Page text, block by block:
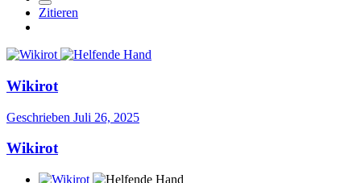
Zitieren
Wikirot
Geschrieben Juli 26, 2025
Wikirot